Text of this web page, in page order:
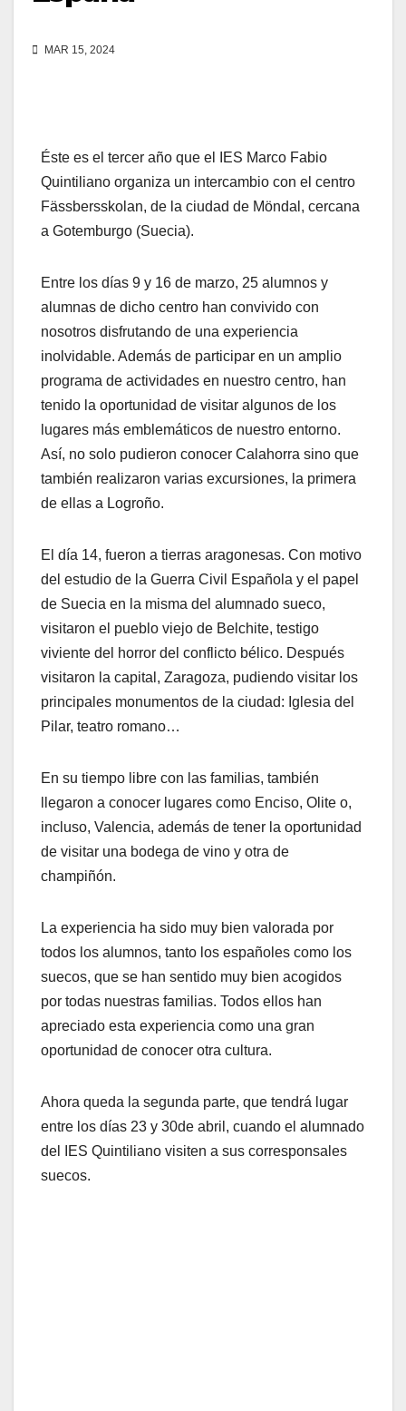
MAR 15, 2024
Éste es el tercer año que el IES Marco Fabio
Quintiliano organiza un intercambio con el centro
Fässbersskolan, de la ciudad de Möndal, cercana
a Gotemburgo (Suecia).
Entre los días 9 y 16 de marzo, 25 alumnos y
alumnas de dicho centro han convivido con
nosotros disfrutando de una experiencia
inolvidable. Además de participar en un amplio
programa de actividades en nuestro centro, han
tenido la oportunidad de visitar algunos de los
lugares más emblemáticos de nuestro entorno.
Así, no solo pudieron conocer Calahorra sino que
también realizaron varias excursiones, la primera
de ellas a Logroño.
El día 14, fueron a tierras aragonesas. Con motivo
del estudio de la Guerra Civil Española y el papel
de Suecia en la misma del alumnado sueco,
visitaron el pueblo viejo de Belchite, testigo
viviente del horror del conflicto bélico. Después
visitaron la capital, Zaragoza, pudiendo visitar los
principales monumentos de la ciudad: Iglesia del
Pilar, teatro romano…
En su tiempo libre con las familias, también
llegaron a conocer lugares como Enciso, Olite o,
incluso, Valencia, además de tener la oportunidad
de visitar una bodega de vino y otra de
champiñón.
La experiencia ha sido muy bien valorada por
todos los alumnos, tanto los españoles como los
suecos, que se han sentido muy bien acogidos
por todas nuestras familias. Todos ellos han
apreciado esta experiencia como una gran
oportunidad de conocer otra cultura.
Ahora queda la segunda parte, que tendrá lugar
entre los días 23 y 30de abril, cuando el alumnado
del IES Quintiliano visiten a sus corresponsales
suecos.